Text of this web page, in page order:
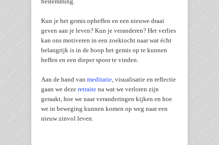
Kun je het gemis opheffen en een nieuwe draai
geven aan je leven? Kun je veranderen? Het verlies
kan ons motiveren in een zoektocht naar wat écht
belangrijk is in de hoop het gemis op te kunnen
heffen en een dieper spoor te vinden.
Aan de hand van meditatie, visualisatie en reflectie
gaan we deze retraite na wat we verloren zijn
geraakt, hoe we naar veranderingen kijken en hoe
we in beweging kunnen komen op weg naar een
nieuw zinvol leven.